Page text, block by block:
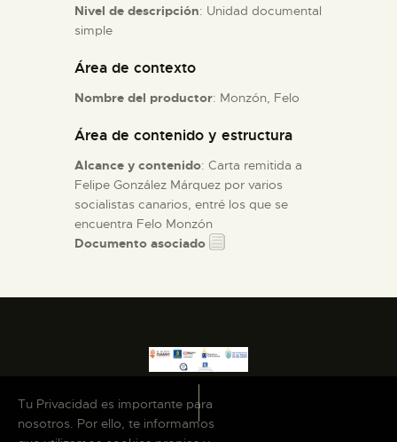
DIDÁCTICA
ESPAÑOL
Nivel de descripción: Unidad documental
simple
Área de contexto
Nombre del productor: Monzón, Felo
Área de contenido y estructura
Alcance y contenido: Carta remitida a
Felipe González Márquez por varios
socialistas canarios, entré los que se
encuentra Felo Monzón
Documento asociado
Tu Privacidad es importante para
nosotros. Por ello, te informamos